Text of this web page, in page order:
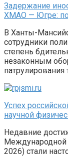
Задержание
ХМАО — Югре:
В Ханты-
сотрудники
степень
незаконным
патрулирования
Успех
научной
Недавние
Международной
2026) стали